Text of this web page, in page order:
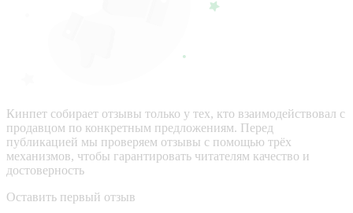
Кинпет собирает отзывы только у тех, кто взаимодействовал с
продавцом по конкретным предложениям. Перед
публикацией мы проверяем отзывы с помощью трёх
механизмов, чтобы гарантировать читателям качество и
достоверность
Оставить первый отзыв